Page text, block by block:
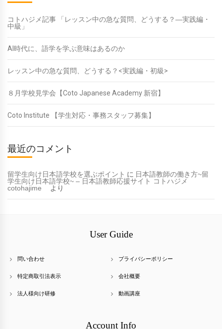
コトハジメ記事 「レッスン中の急な質問、どうする？―実践編・
中級」
AI時代に、語学を学ぶ意味はあるのか
レッスン中の急な質問、どうする？<実践編・初級>
８月学校見学会【Coto Japanese Academy 新宿】
Coto Institute 【学生対応・事務スタッフ募集】
最近のコメント
留学生向け日本語学校を選ぶポイント に 日本語教師の働き方~留
学生向け日本語学校~ – 日本語教師応援サイト コトハジメ
cotohajime
より
User Guide
問い合わせ プライバシーポリシー
特定商取引法表示 会社概要
法人様向け研修 動画講座
Account Info